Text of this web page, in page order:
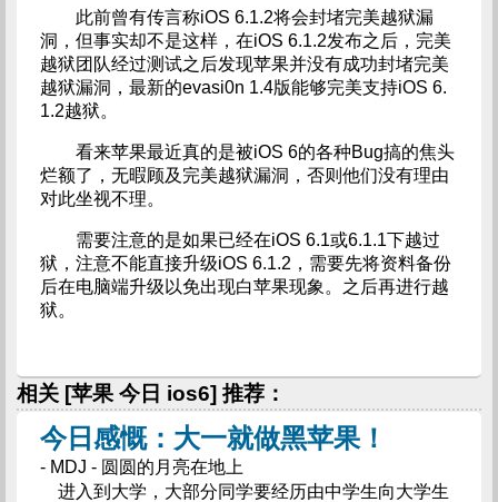
此前曾有传言称iOS 6.1.2将会封堵完美越狱漏
洞，但事实却不是这样，在iOS 6.1.2发布之后，完美
越狱团队经过测试之后发现苹果并没有成功封堵完美
越狱漏洞，最新的evasi0n 1.4版能够完美支持iOS 6.
1.2越狱。
看来苹果最近真的是被iOS 6的各种Bug搞的焦头
烂额了，无暇顾及完美越狱漏洞，否则他们没有理由
对此坐视不理。
需要注意的是如果已经在iOS 6.1或6.1.1下越过
狱，注意不能直接升级iOS 6.1.2，需要先将资料备份
后在电脑端升级以免出现白苹果现象。之后再进行越
狱。
相关 [苹果 今日 ios6] 推荐：
今日感慨：大一就做黑苹果！
- MDJ - 圆圆的月亮在地上
进入到大学，大部分同学要经历由中学生向大学生